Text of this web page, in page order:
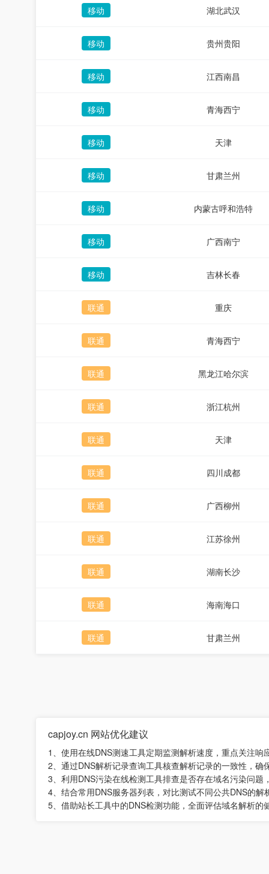
移动 湖北武汉
移动 贵州贵阳
移动 江西南昌
移动 青海西宁
移动 天津
移动 甘肃兰州
移动 内蒙古呼和浩特
移动 广西南宁
移动 吉林长春
联通 重庆
联通 青海西宁
联通 黑龙江哈尔滨
联通 浙江杭州
联通 天津
联通 四川成都
联通 广西柳州
联通 江苏徐州
联通 湖南长沙
联通 海南海口
联通 甘肃兰州
capjoy.cn 网站优化建议
1、使用在线DNS测速工具定期监测解析速度，重点关注
2、通过DNS解析记录查询工具核查解析记录的一致性，确
3、利用DNS污染在线检测工具排查是否存在域名污染问题
4、结合常用DNS服务器列表，对比测试不同公共DNS的
5、借助站长工具中的DNS检测功能，全面评估域名解析